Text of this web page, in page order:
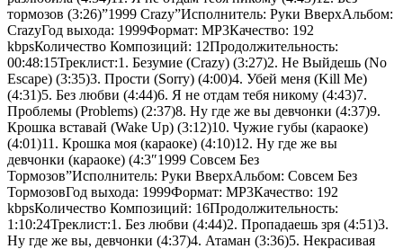
тормозов (3:26)”1999 Crazy”Исполнитель: Руки ВверхАльбом:
CrazyГод выхода: 1999Формат: MP3Качество: 192
kbpsКоличество Композиций: 12Продолжительность:
00:48:15Треклист:1. Безумие (Crazy) (3:27)2. Не Выйдешь (No
Escape) (3:35)3. Прости (Sorry) (4:00)4. Убей меня (Kill Me)
(4:31)5. Без любви (4:44)6. Я не отдам тебя никому (4:43)7.
Проблемы (Problems) (2:37)8. Ну где же вы девчонки (4:37)9.
Крошка вставай (Wake Up) (3:12)10. Чужие губы (караоке)
(4:01)11. Крошка моя (караоке) (4:10)12. Ну где же вы
девчонки (караоке) (4:3″1999 Совсем Без
Тормозов”Исполнитель: Руки ВверхАльбом: Совсем Без
ТормозовГод выхода: 1999Формат: MP3Качество: 192
kbpsКоличество Композиций: 16Продолжительность:
1:10:24Треклист:1. Без любви (4:44)2. Пропадаешь зря (4:51)3.
Ну где же вы, девчонки (4:37)4. Атаман (3:36)5. Некрасивая